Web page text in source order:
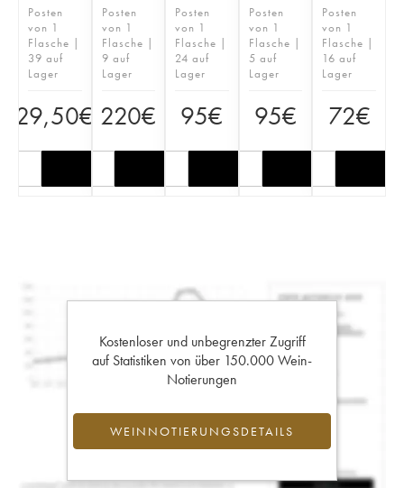
Posten
von 1
Flasche |
39 auf
Lager
29,50€
Posten
von 1
Flasche |
9 auf
Lager
220€
Posten
von 1
Flasche |
24 auf
Lager
95€
Posten
von 1
Flasche |
5 auf
Lager
95€
Posten
von 1
Flasche |
16 auf
Lager
72€
Kostenloser und unbegrenzter Zugriff
auf Statistiken von über 150.000 Wein-
Notierungen
WEINNOTIERUNGSDETAILS